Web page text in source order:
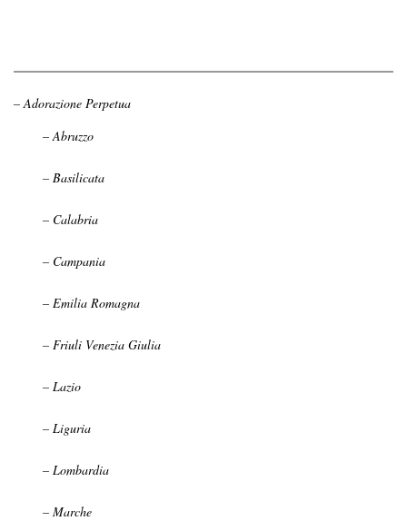
– Adorazione Perpetua
– Abruzzo
– Basilicata
– Calabria
– Campania
– Emilia Romagna
– Friuli Venezia Giulia
– Lazio
– Liguria
– Lombardia
– Marche